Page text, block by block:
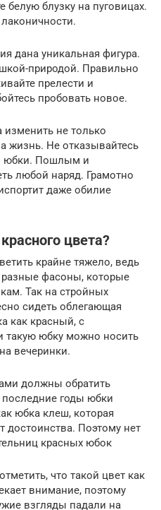
блузку на пуговицах.
дана уникальная фигура.
природой. Правильно
прелести и
пробовать новое.
не только
жизнь. Не отказывайтесь
юбки. Пошлым и
любой наряд. Грамотно
даже обилие
цвета?
крайне тяжело, ведь
разные фасоны, которые
Так на стройных
сидеть облегающая
как красный, с
такую юбку можно носить
вечеринки.
должны обратить
годы юбки
юбка клеш, которая
достоинства. Поэтому нет
красных юбок
что такой цвет как
внимание, поэтому
взгляды падали на